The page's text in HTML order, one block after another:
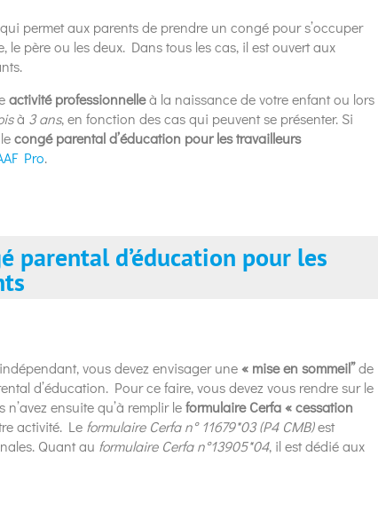
permet aux parents de prendre un congé pour s’occuper
le père ou les deux. Dans tous les cas, il est ouvert aux
activité professionnelleà la naissance de votre enfant ou lors
à 3 ans, en fonction des cas qui peuvent se présenter. Si
congé parental d’éducation pour les travailleurs
Pro.
parental d’éducation pour les
vous devez envisager une« mise en sommeil”de
d’éducation. Pour ce faire, vous devez vous rendre sur le
n’avez ensuite qu’à remplir leformulaire Cerfa « cessation
activité. Le formulaire Cerfa n° 11679*03 (P4 CMB)est
Quant au formulaire Cerfa n°13905*04, il est dédié aux